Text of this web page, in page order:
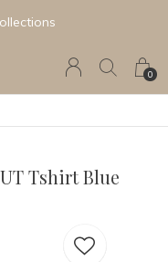
0
Tshirt Blue